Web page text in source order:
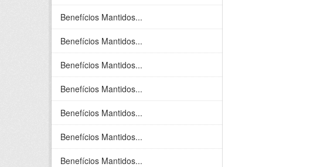
Benefícios Mantidos...
Benefícios Mantidos...
Benefícios Mantidos...
Benefícios Mantidos...
Benefícios Mantidos...
Benefícios Mantidos...
Benefícios Mantidos...